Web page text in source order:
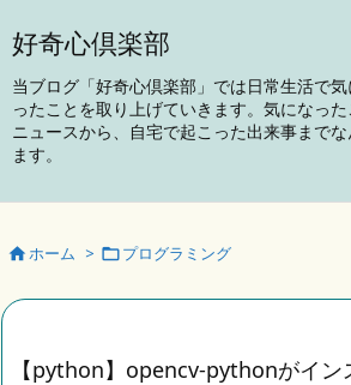
好奇心倶楽部
当ブログ「好奇心倶楽部」では日常生活で
ったことを取り上げていきます。気になっ
ニュースから、自宅で起こった出来事まで
ます。
ホーム > プログラミング
【python】opencv-pythonがイン